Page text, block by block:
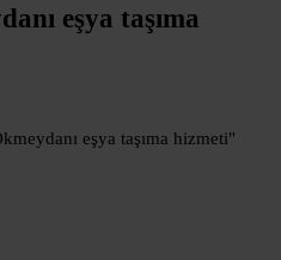
eşya taşıma
eşya taşıma hizmeti"